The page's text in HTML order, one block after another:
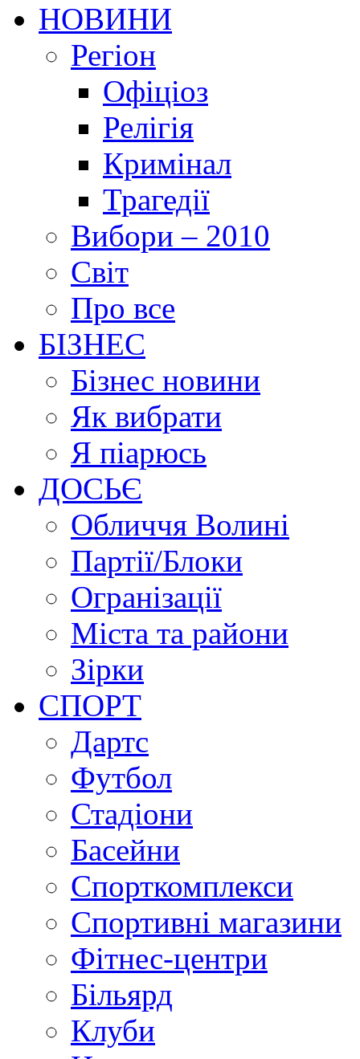
НОВИНИ
Регіон
Офіціоз
Релігія
Кримінал
Трагедії
Вибори – 2010
Світ
Про все
БІЗНЕС
Бізнес новини
Як вибрати
Я піарюсь
ДОСЬЄ
Обличчя Волині
Партії/Блоки
Огранізації
Міста та райони
Зірки
СПОРТ
Дартс
Футбол
Стадіони
Басейни
Спорткомплекси
Спортивні магазини
Фітнес-центри
Більярд
Клуби